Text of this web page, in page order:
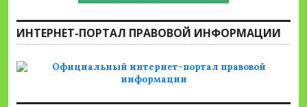
ИНТЕРНЕТ-ПОРТАЛ ПРАВОВОЙ ИНФОРМАЦИИ